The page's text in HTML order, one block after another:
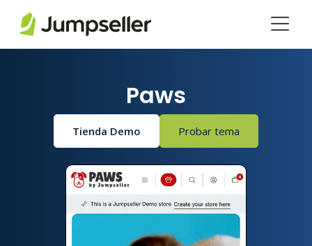
Paws
Tienda Demo Probar tema